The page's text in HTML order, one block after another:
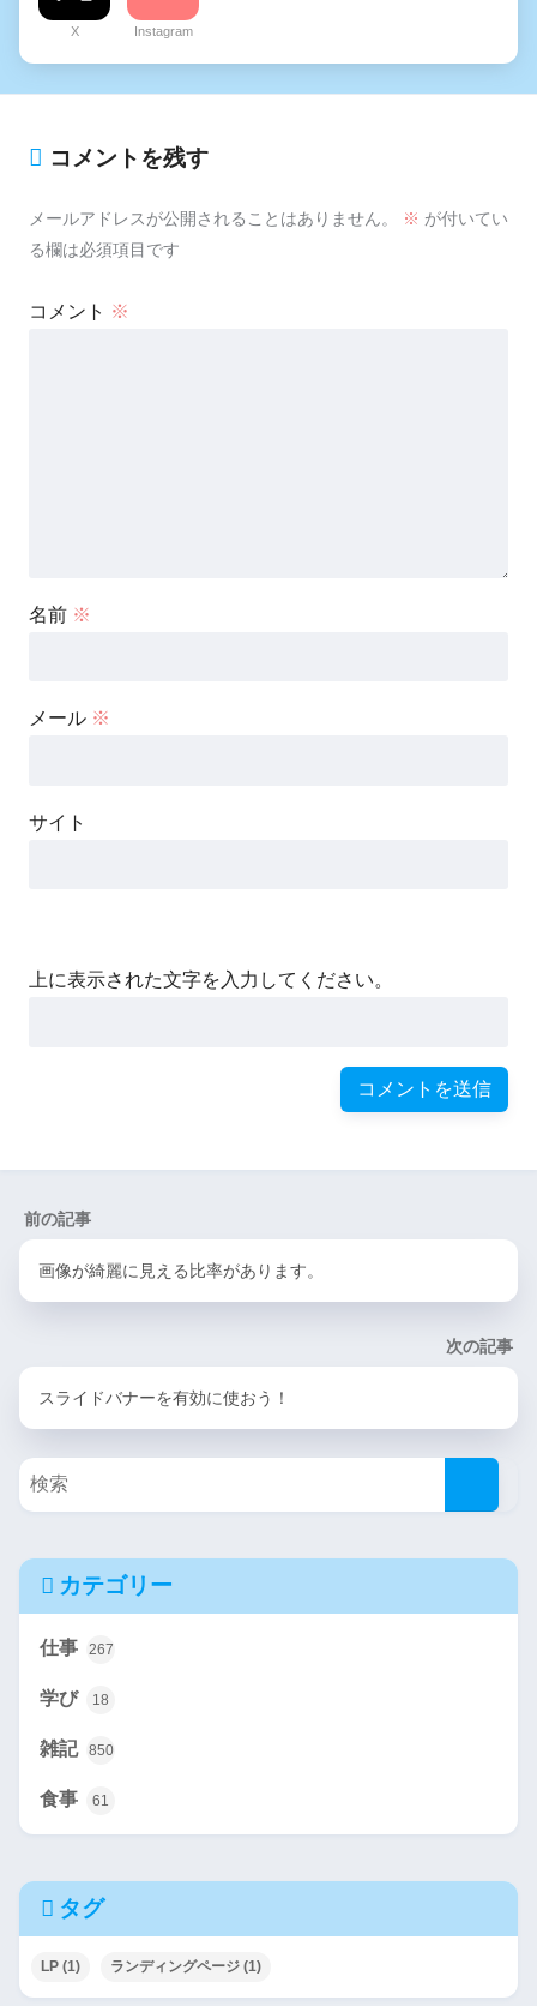
X Instagram
コメントを残す
メールアドレスが公開されることはありません。 ※ が付いてい
る欄は必須項目です
コメント ※
名前 ※
メール ※
サイト
上に表示された文字を入力してください。
前の記事
画像が綺麗に見える比率があります。
次の記事
スライドバナーを有効に使おう！
カテゴリー
仕事 267
学び 18
雑記 850
食事 61
タグ
LP (1) ランディングページ (1)